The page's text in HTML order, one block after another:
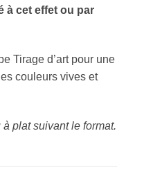
à cet effet ou par
Tirage d’art pour une
couleurs vives et
plat suivant le format.